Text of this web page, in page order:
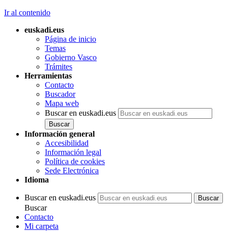
Ir al contenido
euskadi.eus
Página de inicio
Temas
Gobierno Vasco
Trámites
Herramientas
Contacto
Buscador
Mapa web
Buscar en euskadi.eus
Información general
Accesibilidad
Información legal
Política de cookies
Sede Electrónica
Idioma
Buscar en euskadi.eus
Buscar
Contacto
Mi carpeta